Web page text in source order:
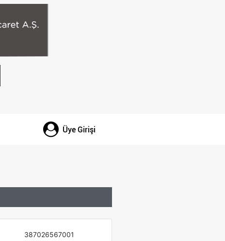
Üye Girişi
387026567001